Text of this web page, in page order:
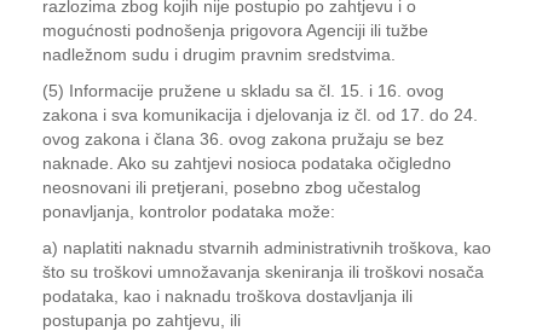
razlozima zbog kojih nije postupio po zahtjevu i o
mogućnosti podnošenja prigovora Agenciji ili tužbe
nadležnom sudu i drugim pravnim sredstvima.
(5) Informacije pružene u skladu sa čl. 15. i 16. ovog
zakona i sva komunikacija i djelovanja iz čl. od 17. do 24.
ovog zakona i člana 36. ovog zakona pružaju se bez
naknade. Ako su zahtjevi nosioca podataka očigledno
neosnovani ili pretjerani, posebno zbog učestalog
ponavljanja, kontrolor podataka može:
a) naplatiti naknadu stvarnih administrativnih troškova, kao
što su troškovi umnožavanja skeniranja ili troškovi nosača
podataka, kao i naknadu troškova dostavljanja ili
postupanja po zahtjevu, ili